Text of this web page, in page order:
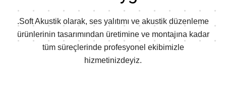
.Soft Akustik olarak, ses yalıtımı ve akustik düzenleme
ürünlerinin tasarımından üretimine ve montajına kadar
tüm süreçlerinde profesyonel ekibimizle
hizmetinizdeyiz.